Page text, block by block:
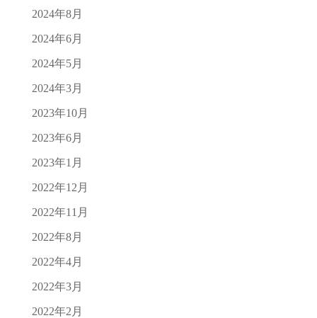
2024年8月
2024年6月
2024年5月
2024年3月
2023年10月
2023年6月
2023年1月
2022年12月
2022年11月
2022年8月
2022年4月
2022年3月
2022年2月